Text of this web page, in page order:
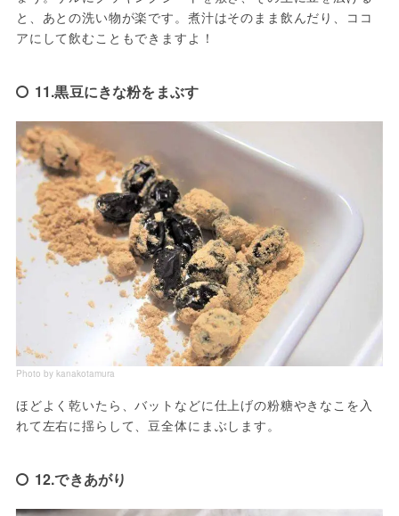
と、あとの洗い物が楽です。煮汁はそのまま飲んだり、ココ
アにして飲むこともできますよ！
11.黒豆にきな粉をまぶす
Photo by kanakotamura
ほどよく乾いたら、バットなどに仕上げの粉糖やきなこを入
れて左右に揺らして、豆全体にまぶします。
12.できあがり